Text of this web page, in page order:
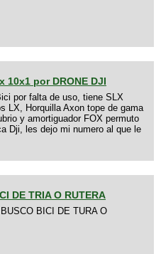
10x1 por DRONE DJI
por falta de uso, tiene SLX
LX, Horquilla Axon tope de gama
y amortiguador FOX permuto
Dji, les dejo mi numero al que le
DE TRIA O RUTERA
BICI DE TURA O